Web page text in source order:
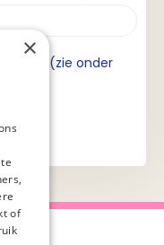
(zie onder
×
of